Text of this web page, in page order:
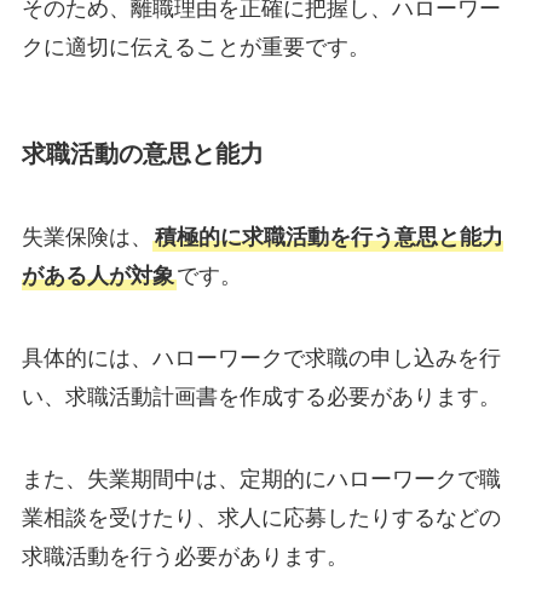
そのため、離職理由を正確に把握し、ハローワー
クに適切に伝えることが重要です。
求職活動の意思と能力
失業保険は、 積極的に求職活動を行う意思と能力
がある人が対象です。
具体的には、ハローワークで求職の申し込みを行
い、求職活動計画書を作成する必要があります。
また、失業期間中は、定期的にハローワークで職
業相談を受けたり、求人に応募したりするなどの
求職活動を行う必要があります。